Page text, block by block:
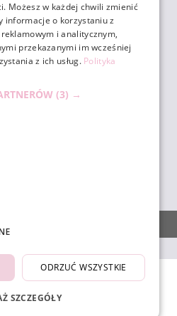
KONTO
Możesz w każdej chwili zmienić
informacje o korzystaniu z
i analitycznym,
przekazanymi im wcześniej
z ich usług. Polityka
(3) →
ODRZUĆ WSZYSTKIE
SZCZEGÓŁY